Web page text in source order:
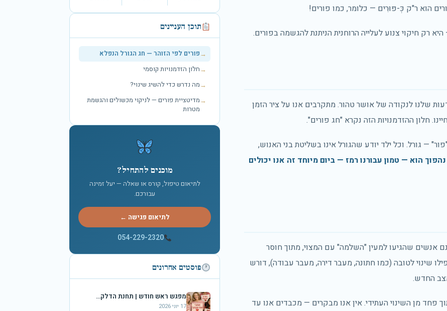
הוא ר"ק כְּ-פּוּרִים — כלומר, כמו פורים!
רק חיקוי צנוע לעלייה הרוחנית הניתנת להגשמה בפורים.
שלנו לנקודה של אושר טהור. מתקרבים אנו על ציר הזמן
חלון ההזדמנויות הזה נקרא "חג פורים".
— גורל. וכל ילד יודע שהגורל אינו בשליטת בני האנוש,
נהפוך הוא — טמון עבורנו רמז — ביום מיוחד זה אנו יכולים
אנשים שהגיעו למעין "השלמה" עם המצוי, מתוך חוסר
שינוי לטובה (כמו חתונה, מעבר דירה, מעבר עבודה), דורש
החדש.
מן השינוי העתידי. אין אנו מבקרים — מכבדים אנו עד
תוכן העניינים
פורים לפי הזוהר — חג הגורל הנפלא
חלון הזדמנויות קוסמי
מה נדרש כדי להשיג שינוי?
מדיטציית פורים — לניקוי מכשולים והגשמת
מטרות
מוכנים להתחיל?
לתיאום טיפול, קורס או שאלה — יעל זמינה
עבורכם.
לתיאום פגישה ←
054-229-2320
פוסטים אחרונים
מפגש ראש חודש | תחנת הדלק…
17 יוני 2026